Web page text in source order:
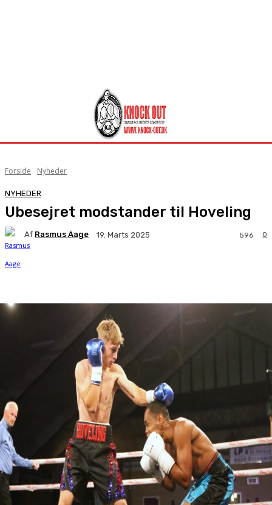
Forside Nyheder
NYHEDER
Ubesejret modstander til Hoveling
Af Rasmus Aage 19. Marts 2025 0
596